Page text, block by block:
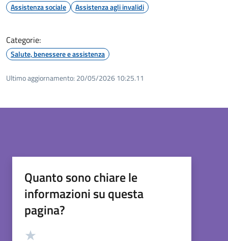
Assistenza sociale Assistenza agli invalidi
Categorie:
Salute, benessere e assistenza
Ultimo aggiornamento: 20/05/2026 10:25.11
Quanto sono chiare le
informazioni su questa
pagina?
Valutazione